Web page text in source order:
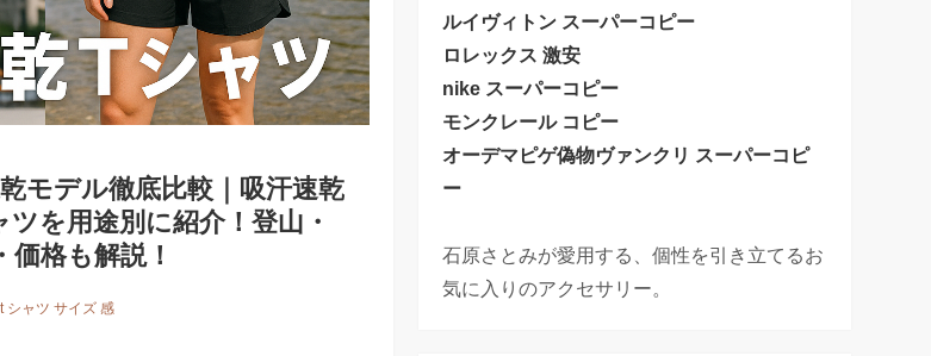
モデル徹底比較｜吸汗速乾
を用途別に紹介！登山・
格も解説！
シャツ サイズ 感
ルイヴィトン スーパーコピー
ロレックス 激安
nike スーパーコピー
モンクレール コピー
オーデマピゲ偽物ヴァンクリ スーパーコピ
ー
石原さとみが愛用する、個性を引き立てるお
気に入りのアクセサリー。